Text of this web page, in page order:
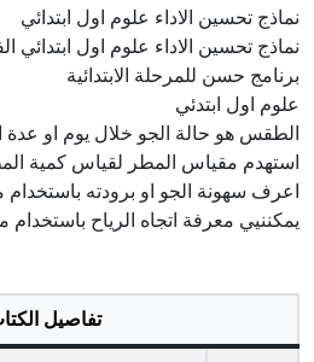
نماذج تحسين الاداء علوم اول ابتدائي
نماذج تحسين الاداء علوم اول ابتدائي
برنامج حسن للمرحلة الابتدائية
علوم اول ابتدئي
الطقس هو حالة الجو خلال يوم او عدة
استهدم مقياس المطر لقياس كمية
اعرف سهونة الجو او برودته
يمكننيي معرفة اتجاه الرياح باستخدام
تفاصيل